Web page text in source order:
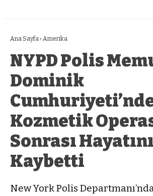
Ana Sayfa › Amerika
NYPD Polis
Dominik
Kozmetik
Sonrası Hayatını
Kaybetti
New York Polis